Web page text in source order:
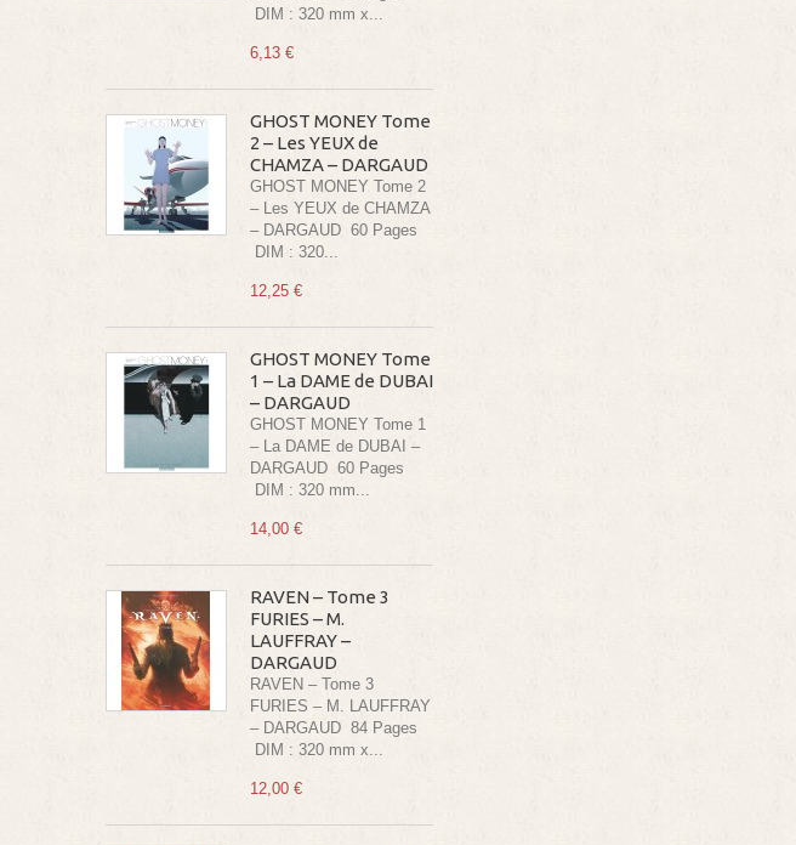
DIM : 320 mm x...
6,13 €
GHOST MONEY Tome
2 – Les YEUX de
CHAMZA – DARGAUD
GHOST MONEY Tome 2
– Les YEUX de CHAMZA
– DARGAUD 60 Pages
DIM : 320...
12,25 €
GHOST MONEY Tome
1 – La DAME de DUBAI
– DARGAUD
GHOST MONEY Tome 1
– La DAME de DUBAI –
DARGAUD 60 Pages
DIM : 320 mm...
14,00 €
RAVEN – Tome 3
FURIES – M.
LAUFFRAY –
DARGAUD
RAVEN – Tome 3
FURIES – M. LAUFFRAY
– DARGAUD 84 Pages
DIM : 320 mm x...
12,00 €